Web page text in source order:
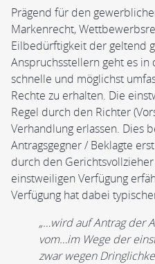
Prägend für den
Markenrecht,
Eilbedürftigkeit der geltend
Anspruchsstellern geht es in
schnelle und möglichst
Rechte zu erhalten. Die
Regel durch den Richter
Verhandlung erlassen. Dies
Antragsgegner / Beklagte
durch den
einstweiligen Verfügung
Verfügung hat dabei
„…wird auf Antrag der
vom…im Wege der
zwar wegen